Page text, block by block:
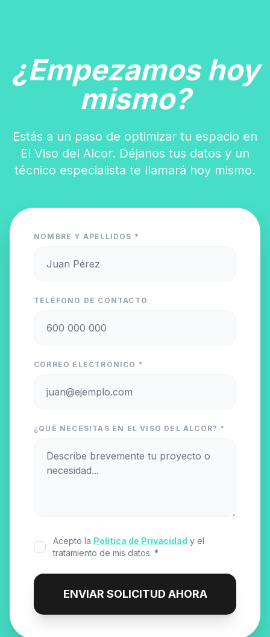
¿Empezamos hoy
mismo?
Estás a un paso de optimizar tu espacio en
El Viso del Alcor. Déjanos tus datos y un
técnico especialista te llamará hoy mismo.
NOMBRE Y APELLIDOS *
TELÉFONO DE CONTACTO
CORREO ELECTRÓNICO *
¿QUÉ NECESITAS EN EL VISO DEL ALCOR? *
Acepto la Política de Privacidad y el
tratamiento de mis datos. *
ENVIAR SOLICITUD AHORA